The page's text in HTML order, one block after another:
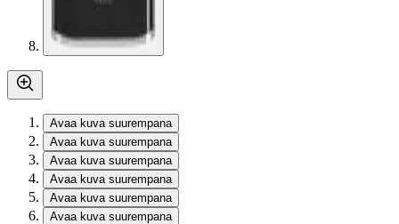
Avaa kuva suurempana
Avaa kuva suurempana
Avaa kuva suurempana
Avaa kuva suurempana
Avaa kuva suurempana
Avaa kuva suurempana